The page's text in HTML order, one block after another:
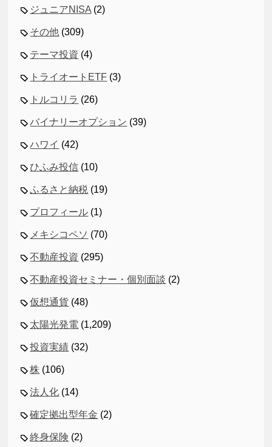
ジュニアNISA (2)
その他 (309)
テーマ投資 (4)
トライオートETF (3)
トルコリラ (26)
バイナリーオプション (39)
ハワイ (42)
ひふみ投信 (10)
ふるさと納税 (19)
プロフィール (1)
メキシコペソ (70)
不動産投資 (295)
不動産投資セミナー・個別面談 (2)
仮想通貨 (48)
太陽光発電 (1,209)
投資実績 (32)
株 (106)
法人化 (14)
確定拠出型年金 (2)
終身保険 (2)